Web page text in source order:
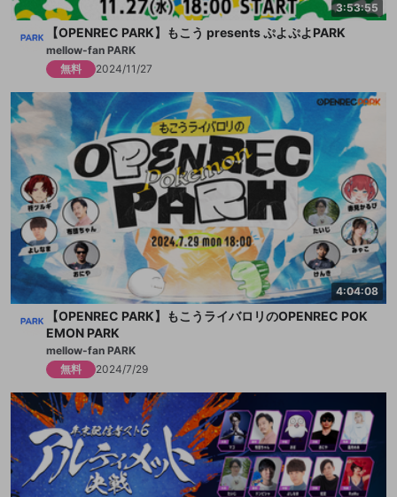
3:53:55
【OPENREC PARK】もこう presents ぷよぷよPARK
mellow-fan PARK
無料
2024/11/27
4:04:08
【OPENREC PARK】もこうライバロリのOPENREC POK
EMON PARK
mellow-fan PARK
無料
2024/7/29